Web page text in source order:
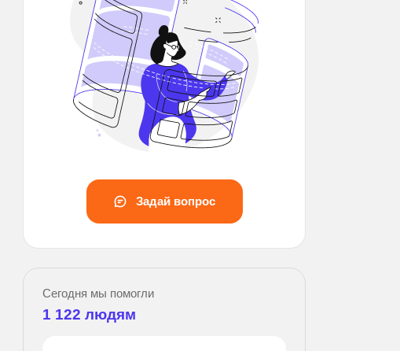
Задай вопрос
Сегодня мы помогли
1 122 людям